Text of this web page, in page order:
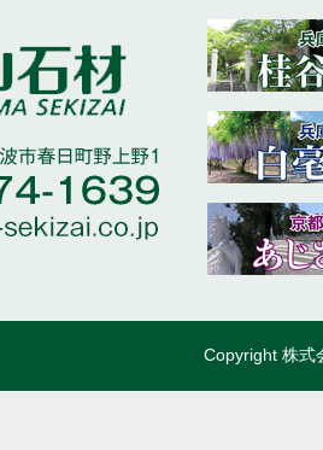
Copyright 株式